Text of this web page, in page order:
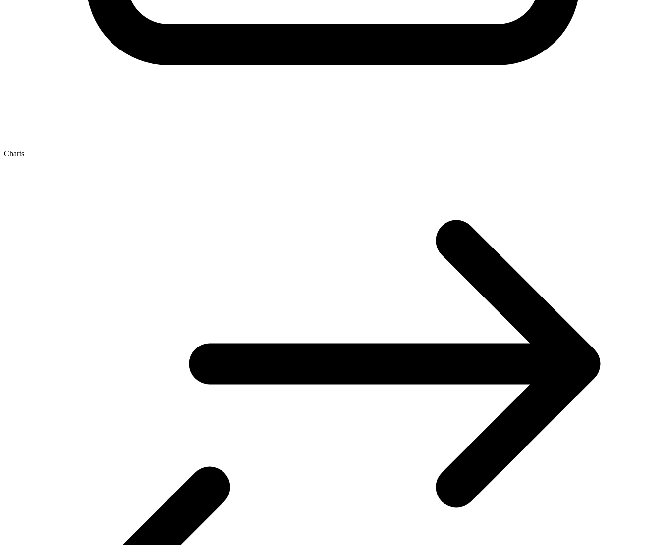
Charts